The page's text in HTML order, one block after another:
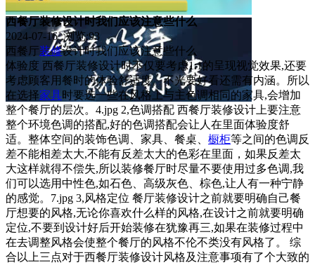
西餐厅装修设计时我们应该注意些什么
2024-07-16 浏览:93
西餐厅装修设计时我们应该注意些什么
体验度 西餐厅装修设计时不仅要考虑1:1的呈现视觉效果,还要
考虑顾客用餐时的体验舒适度。不光要好看还需有内涵。所以
在选择家具时要选一些在风格上与主色调相同的家具,会增加
整个餐厅的层次。4.jpg 2,色调搭配 西餐厅装修设计上要注意
整个环境色调的搭配,好的色调搭配会让人在里面体验度舒
适。整体空间的装饰色调、家具、餐桌、 橱柜等之间的色调反
差不能相差太大,不能有反差太大的色彩在里面，如果反差太
大这样就得不偿失,所以装修餐厅时尽量不要使用过多色调,我
们可以选用中性色,如石色、高级灰色、棕色,让人有一种宁静
的感觉。7.jpg 3,风格定位 餐厅装修设计之前就要明确自己餐
厅想要的风格,无论你喜欢什么样的风格,在设计之前就要明确
定位,不要到设计好后开始装修在犹豫再三,如果在装修过程中
在去调整风格会使整个餐厅的风格不伦不类没有风格了。 综
合以上三点对于西餐厅装修设计风格及注意事项有了个大致的